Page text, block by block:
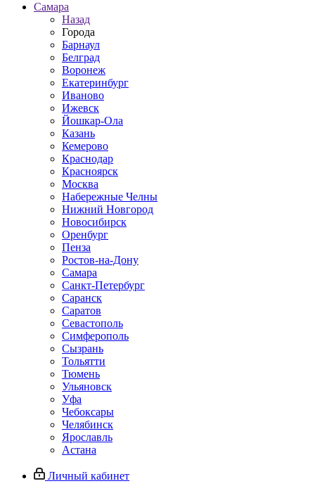
Самара
Назад
Города
Барнаул
Белград
Воронеж
Екатеринбург
Иваново
Ижевск
Йошкар-Ола
Казань
Кемерово
Краснодар
Красноярск
Москва
Набережные Челны
Нижний Новгород
Новосибирск
Оренбург
Пенза
Ростов-на-Дону
Самара
Санкт-Петербург
Саранск
Саратов
Севастополь
Симферополь
Сызрань
Тольятти
Тюмень
Ульяновск
Уфа
Чебоксары
Челябинск
Ярославль
Астана
Личный кабинет